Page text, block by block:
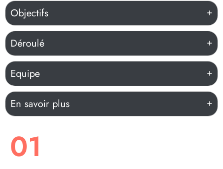
Objectifs
Déroulé
Equipe
En savoir plus
01